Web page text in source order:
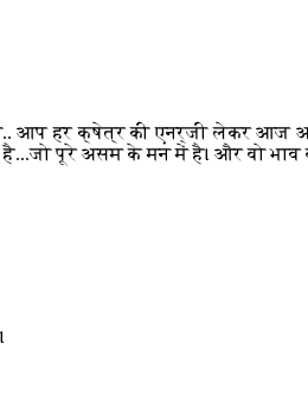
आप हर क्षेत्र की एनर्जी लेकर आज
है...जो पूरे असम के मन में है। और वो भाव